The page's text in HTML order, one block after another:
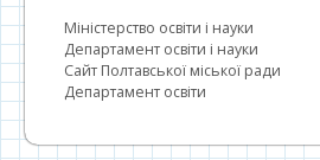
Міністерство освіти і науки
Департамент освіти і науки
Сайт Полтавської міської ради
Департамент освіти